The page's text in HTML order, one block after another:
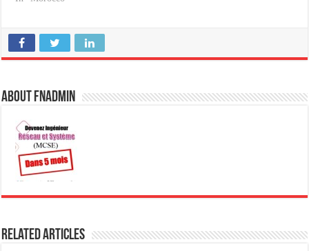
About fnadmin
Related Articles